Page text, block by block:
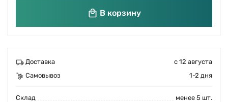
В корзину
Доставка
с 12 августа
Самовывоз
1-2 дня
Cклад
менее 5 шт.